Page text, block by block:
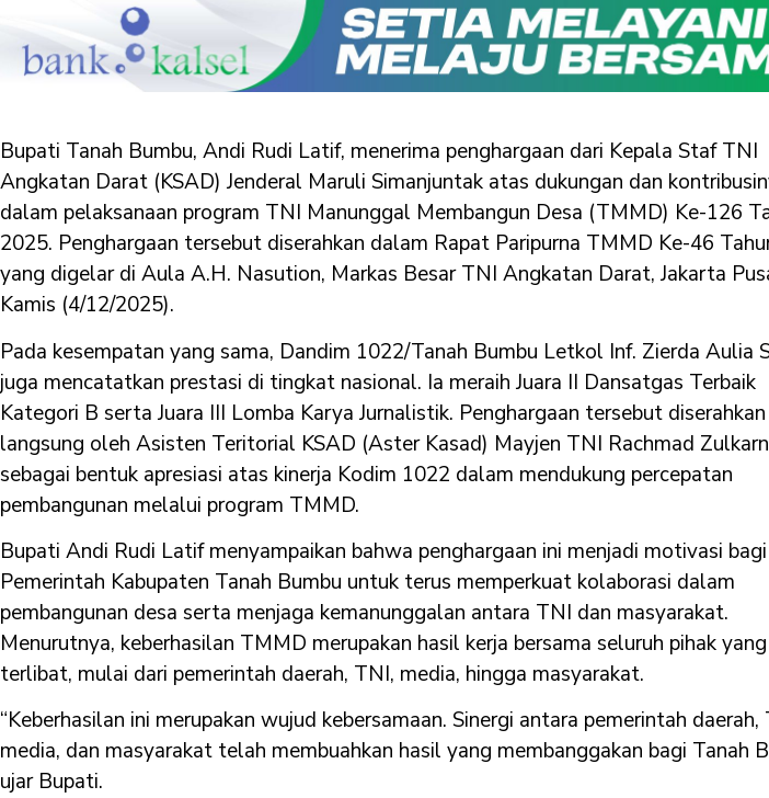
Bupati Tanah Bumbu, Andi Rudi Latif, menerima penghargaan dari Kepala Staf TNI
Angkatan Darat (KSAD) Jenderal Maruli Simanjuntak atas dukungan dan
dalam pelaksanaan program TNI Manunggal Membangun Desa (TMMD) Ke-126
2025. Penghargaan tersebut diserahkan dalam Rapat Paripurna TMMD Ke-46
yang digelar di Aula A.H. Nasution, Markas Besar TNI Angkatan Darat, Jakarta
Kamis (4/12/2025).
Pada kesempatan yang sama, Dandim 1022/Tanah Bumbu Letkol Inf. Zierda Aulia
juga mencatatkan prestasi di tingkat nasional. Ia meraih Juara II Dansatgas Terbaik
Kategori B serta Juara III Lomba Karya Jurnalistik. Penghargaan tersebut diserahkan
langsung oleh Asisten Teritorial KSAD (Aster Kasad) Mayjen TNI Rachmad
sebagai bentuk apresiasi atas kinerja Kodim 1022 dalam mendukung percepatan
pembangunan melalui program TMMD.
Bupati Andi Rudi Latif menyampaikan bahwa penghargaan ini menjadi motivasi bagi
Pemerintah Kabupaten Tanah Bumbu untuk terus memperkuat kolaborasi dalam
pembangunan desa serta menjaga kemanunggalan antara TNI dan masyarakat.
Menurutnya, keberhasilan TMMD merupakan hasil kerja bersama seluruh pihak yang
terlibat, mulai dari pemerintah daerah, TNI, media, hingga masyarakat.
“Keberhasilan ini merupakan wujud kebersamaan. Sinergi antara pemerintah daerah,
media, dan masyarakat telah membuahkan hasil yang membanggakan bagi Tanah
ujar Bupati.